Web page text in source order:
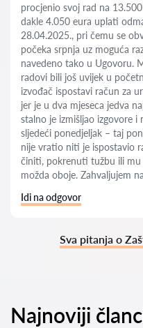
procjenio svoj rad na
dakle 4.050 eura uplati
28.04.2025., pri čemu se
počeka srpnja uz moguća
navedeno tako u Ugovoru.
radovi bili još uvijek u
izvođač ispostavi račun za
jer je u dva mjeseca jedva
stalno je izmišljao izgovore
sljedeći ponedjeljak – taj
nije vratio niti je ispostavio
činiti, pokrenuti tužbu ili
možda oboje. Zahvaljujem
Idi na odgovor
Sva pitanja o
Najnoviji